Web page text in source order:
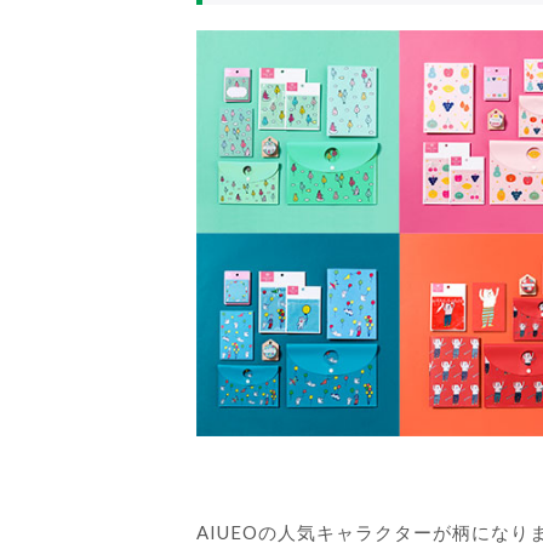
AIUEOの人気キャラクターが柄になり